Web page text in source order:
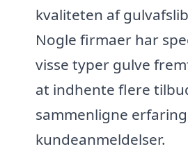
kvaliteten af
Nogle firmaer har
visse typer gulve
at indhente flere
sammenligne
kundeanmeldelser.